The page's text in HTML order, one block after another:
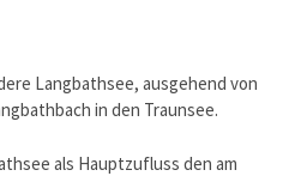
Langbathsee, ausgehend von
in den Traunsee.
als Hauptzufluss den am